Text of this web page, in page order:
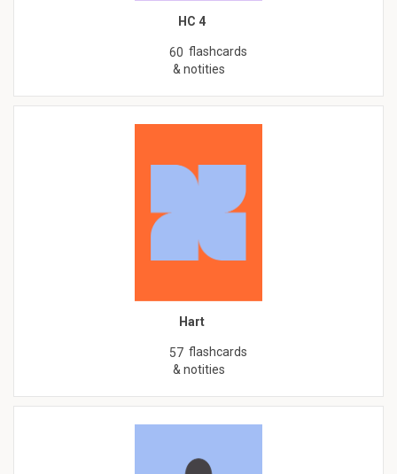
HC 4
60 flashcards
& notities
Hart
57 flashcards
& notities